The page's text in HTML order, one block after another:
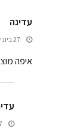
עדינה
27 ביוני 2021 - 3:48
איפה
27